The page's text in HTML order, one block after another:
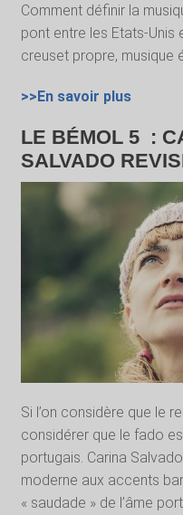
Comment définir la
pont entre les Etats-Unis
creuset propre, musique
>>En savoir plus
LE BÉMOL 5 :
SALVADO
Si l’on considère que le
considérer que le fado
portugais. Carina
moderne aux accents
« saudade » de l’âme